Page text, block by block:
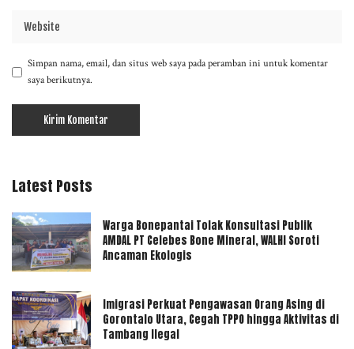
Simpan nama, email, dan situs web saya pada peramban ini untuk komentar
saya berikutnya.
Latest Posts
Warga Bonepantai Tolak Konsultasi Publik
AMDAL PT Celebes Bone Mineral, WALHI Soroti
Ancaman Ekologis
Imigrasi Perkuat Pengawasan Orang Asing di
Gorontalo Utara, Cegah TPPO hingga Aktivitas di
Tambang Ilegal